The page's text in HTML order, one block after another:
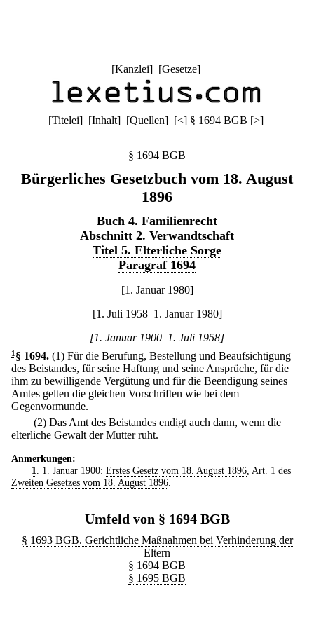
[Kanzlei] [Gesetze]
[Titelei] [Inhalt] [Quellen] [<] § 1694 BGB [>]
§ 1694 BGB
Bürgerliches Gesetzbuch vom 18. August
1896
Buch 4. Familienrecht
Abschnitt 2. Verwandtschaft
Titel 5. Elterliche Sorge
Paragraf 1694
[1. Januar 1980]
[1. Juli 1958–1. Januar 1980]
[1. Januar 1900–1. Juli 1958]
1 § 1694. (1) Für die Berufung, Bestellung und Beaufsichtigung
des Beistandes, für seine Haftung und seine Ansprüche, für die
ihm zu bewilligende Vergütung und für die Beendigung seines
Amtes gelten die gleichen Vorschriften wie bei dem
Gegenvormunde.
(2) Das Amt des Beistandes endigt auch dann, wenn die
elterliche Gewalt der Mutter ruht.
Anmerkungen:
1. 1. Januar 1900: Erstes Gesetz vom 18. August 1896, Art. 1 des
Zweiten Gesetzes vom 18. August 1896.
Umfeld von § 1694 BGB
§ 1693 BGB. Gerichtliche Maßnahmen bei Verhinderung der
Eltern
§ 1694 BGB
§ 1695 BGB